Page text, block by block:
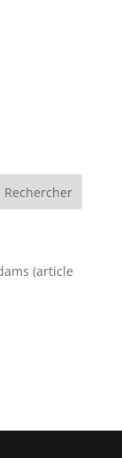
(article